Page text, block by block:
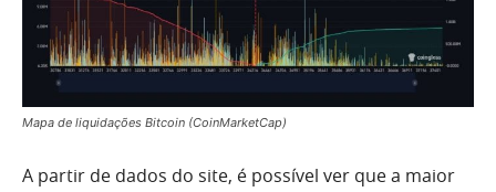
Mapa de liquidações Bitcoin (CoinMarketCap)
A partir de dados do site, é possível ver que a maior